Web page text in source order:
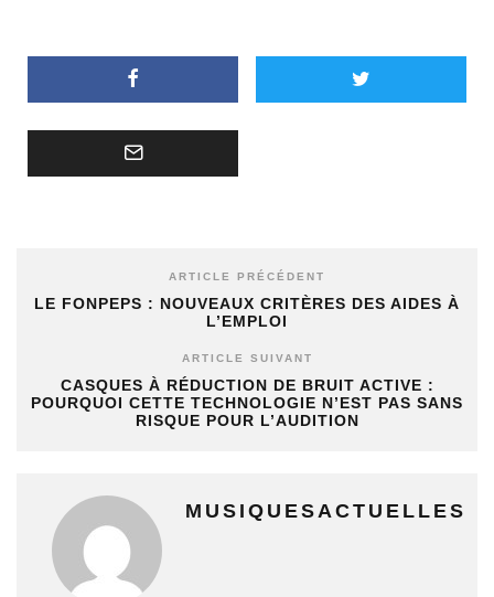
ARTICLE PRÉCÉDENT
LE FONPEPS : NOUVEAUX CRITÈRES DES AIDES À
L’EMPLOI
ARTICLE SUIVANT
CASQUES À RÉDUCTION DE BRUIT ACTIVE :
POURQUOI CETTE TECHNOLOGIE N’EST PAS SANS
RISQUE POUR L’AUDITION
MUSIQUESACTUELLES